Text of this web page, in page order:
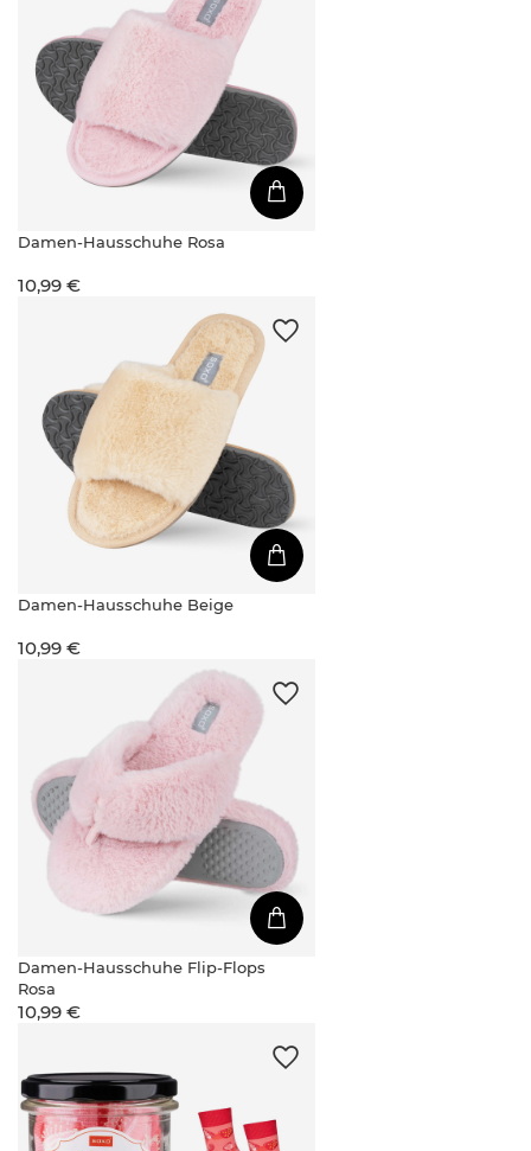
Damen-Hausschuhe Rosa
10,99 €
Damen-Hausschuhe Beige
10,99 €
Damen-Hausschuhe Flip-Flops
Rosa
10,99 €